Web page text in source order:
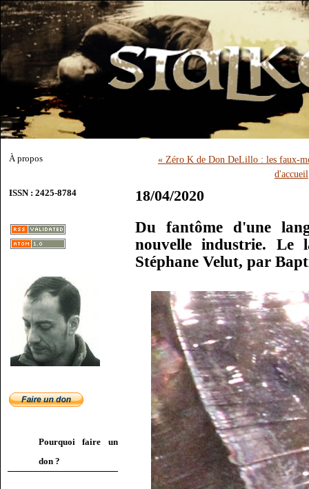
À propos
ISSN : 2425-8784
Pourquoi faire un
don ?
« Zéro K de Don DeLillo : les faux-
d'accueil
18/04/2020
Du fantôme d'une
nouvelle industrie. Le
Stéphane Velut, par